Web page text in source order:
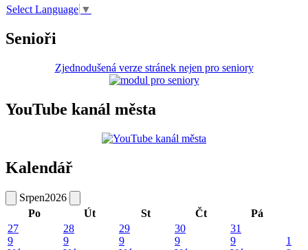
Select Language ▼
Senioři
Zjednodušená verze stránek nejen pro seniory
YouTube kanál města
Kalendář
Srpen2026
Po
Út St Čt
Pá
27
9
28
9
29
9
30
9
31
9
1